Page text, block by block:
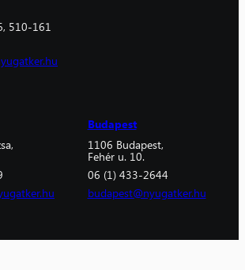
510-161
Budapest
1106 Budapest,
Fehér u. 10.
06 (1) 433-2644
budapest@nyugatker.hu